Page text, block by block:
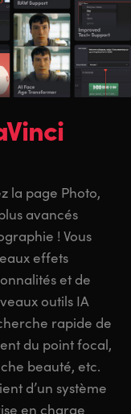
la page Photo,
avancés
! Vous
effets
et de
outils IA
rapide de
du point focal,
beauté, etc.
d’un système
en charge